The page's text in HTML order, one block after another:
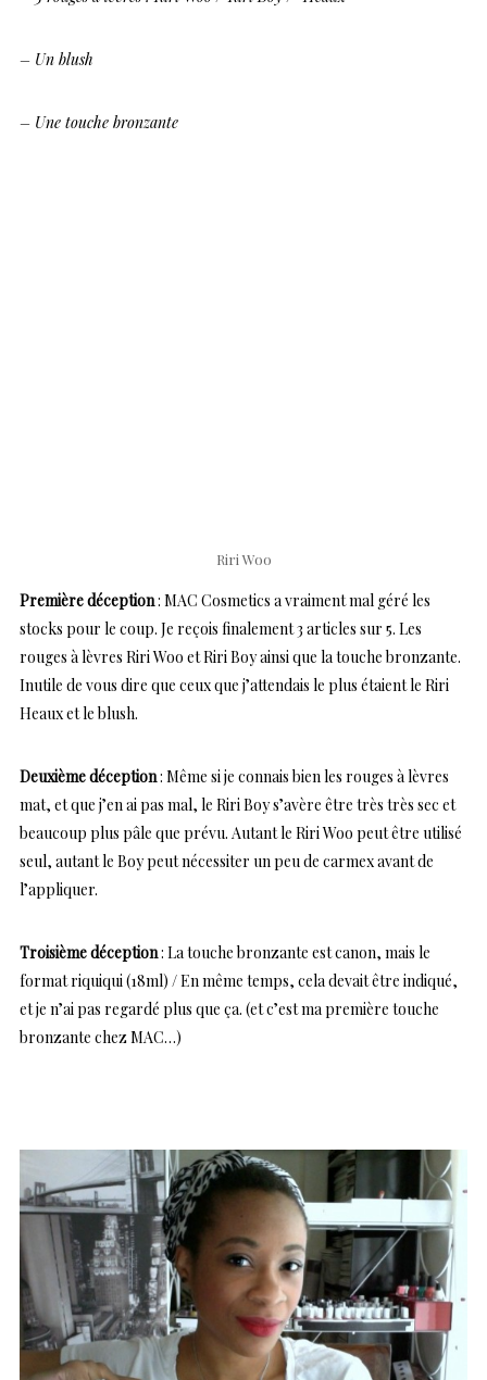
– Un blush
– Une touche bronzante
Riri Woo
Première déception: MAC Cosmetics a vraiment mal géré les
stocks pour le coup. Je reçois finalement 3 articles sur 5. Les
rouges à lèvres Riri Woo et Riri Boy ainsi que la touche bronzante.
Inutile de vous dire que ceux que j’attendais le plus étaient le Riri
Heaux et le blush.
Deuxième déception: Même si je connais bien les rouges à lèvres
mat, et que j’en ai pas mal, le Riri Boy s’avère être très très sec et
beaucoup plus pâle que prévu. Autant le Riri Woo peut être utilisé
seul, autant le Boy peut nécessiter un peu de carmex avant de
l’appliquer.
Troisième déception: La touche bronzante est canon, mais le
format riquiqui (18ml) / En même temps, cela devait être indiqué,
et je n’ai pas regardé plus que ça. (et c’est ma première touche
bronzante chez MAC…)